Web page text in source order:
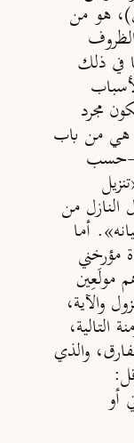
هو من
في ذلك
مجرد
هي من باب
-حسب
النازل من
أما
مؤرخني
مولَعِين
والآية،
التالية،
والذي
أو